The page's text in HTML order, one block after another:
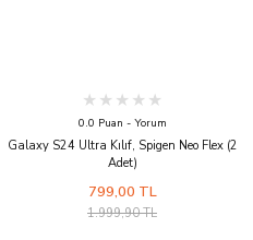
0.0 Puan - Yorum
Galaxy S24 Ultra Kılıf, Spigen Neo Flex (2
Adet)
799,00 TL
1.999,90 TL